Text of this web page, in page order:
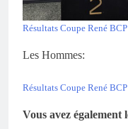
Résultats Coupe René
Les Hommes:
Résultats Coupe René
Vous avez également